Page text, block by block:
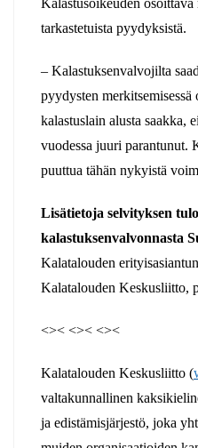
Kalastusoikeuden
tarkastetuista pyydyksistä.
– Kalastuksenvalvojilta
pyydysten
kalastuslain alusta saakka,
vuodessa juuri parantunut.
puuttua tähän nykyistä
Lisätietoja selvityksen
kalastuksenvalvonnasta
Kalatalouden
Kalatalouden Keskusliitto,
<>< <>< <><
Kalatalouden Keskusliitto (
valtakunnallinen
ja edistämisjärjestö, joka